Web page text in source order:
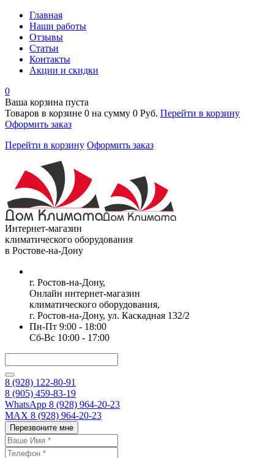
Главная
Наши работы
Отзывы
Статьи
Контакты
Акции и скидки
0
Ваша корзина пуста
Товаров в корзине 0 на сумму 0 Руб. Перейти в корзину
Оформить заказ
Перейти в корзину Оформить заказ
Интернет-магазин
климатического оборудования
в Ростове-на-Дону
г. Ростов-на-Дону,
Онлайн интернет-магазин
климатического оборудования,
г. Ростов-на-Дону, ул. Каскадная 132/2
Пн-Пт 9:00 - 18:00
Сб-Вс 10:00 - 17:00
8 (928) 122-80-91
8 (905) 459-83-19
WhatsApp 8 (928) 964-20-23
MAX 8 (928) 964-20-23
Перезвоните мне